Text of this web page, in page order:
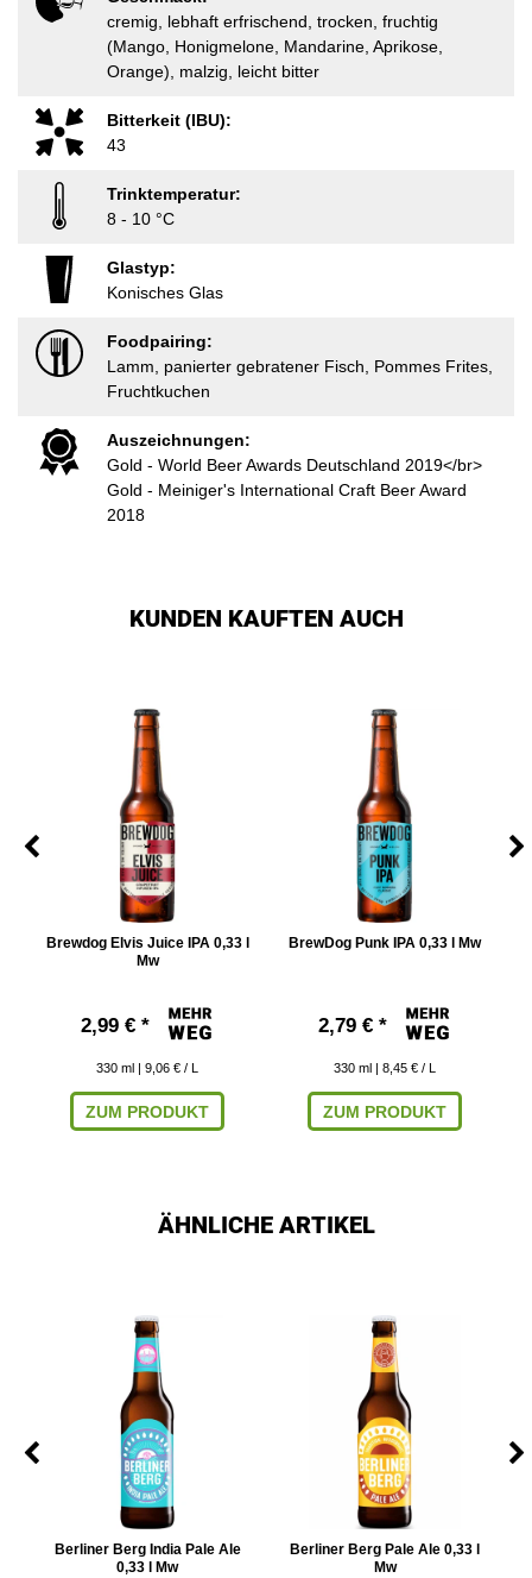
cremig, lebhaft erfrischend, trocken, fruchtig
(Mango, Honigmelone, Mandarine, Aprikose,
Orange), malzig, leicht bitter
Bitterkeit (IBU):
43
Trinktemperatur:
8 - 10 °C
Glastyp:
Konisches Glas
Foodpairing:
Lamm, panierter gebratener Fisch, Pommes Frites,
Fruchtkuchen
Auszeichnungen:
Gold - World Beer Awards Deutschland 2019</br>
Gold - Meiniger's International Craft Beer Award
2018
KUNDEN KAUFTEN AUCH
Brewdog Elvis Juice IPA 0,33 l
Mw
2,99 € *
330 ml | 9,06 € / L
ZUM PRODUKT
BrewDog Punk IPA 0,33 l Mw
2,79 € *
330 ml | 8,45 € / L
ZUM PRODUKT
ÄHNLICHE ARTIKEL
Berliner Berg India Pale Ale
0,33 l Mw
Berliner Berg Pale Ale 0,33 l
Mw